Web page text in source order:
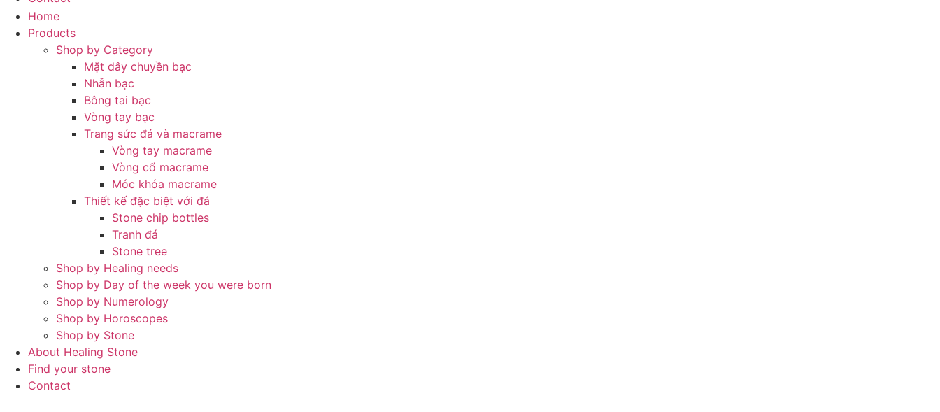
Home
Products
Shop by Category
Mặt dây chuyền bạc
Nhẫn bạc
Bông tai bạc
Vòng tay bạc
Trang sức đá và macrame
Vòng tay macrame
Vòng cổ macrame
Móc khóa macrame
Thiết kế đặc biệt với đá
Stone chip bottles
Tranh đá
Stone tree
Shop by Healing needs
Shop by Day of the week you were born
Shop by Numerology
Shop by Horoscopes
Shop by Stone
About Healing Stone
Find your stone
Contact